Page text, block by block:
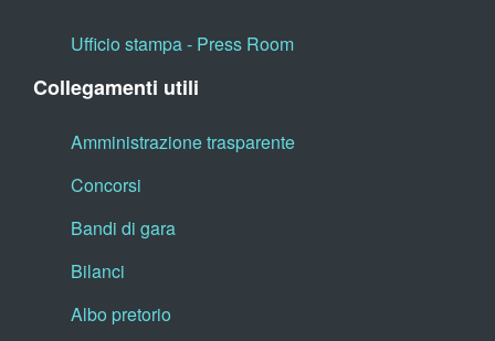
Ufficio stampa - Press Room
Collegamenti utili
Amministrazione trasparente
Concorsi
Bandi di gara
Bilanci
Albo pretorio